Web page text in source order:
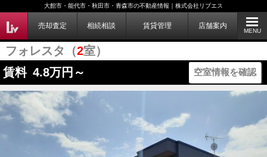
大館市・能代市・秋田市・青森市の不動産情報｜株式会社リブエス
売却査定 相続相談 賃貸管理 店舗案内
MENU
フォレスタ（2室）
賃料 4.8万円～ 空室情報を確認